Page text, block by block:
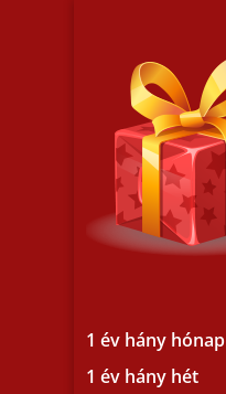
1 év hány hónap
1 év hány hét